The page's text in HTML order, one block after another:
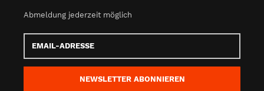
Abmeldung jederzeit möglich
Adresse
NEWSLETTER ABONNIEREN